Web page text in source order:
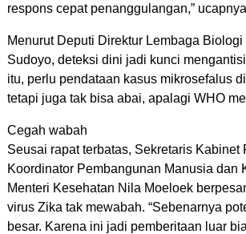
respons cepat penanggulangan,”
Menurut Deputi Direktur Lembaga
Sudoyo, deteksi dini jadi kunci
itu, perlu pendataan kasus mikrosefalus
tetapi juga tak bisa abai, apalagi WHO
Cegah wabah
Seusai rapat terbatas, Sekretaris Kabinet
Koordinator Pembangunan Manusia dan
Menteri Kesehatan Nila Moeloek
virus Zika tak mewabah. “Sebenarnya
besar. Karena ini jadi pemberitaan luar